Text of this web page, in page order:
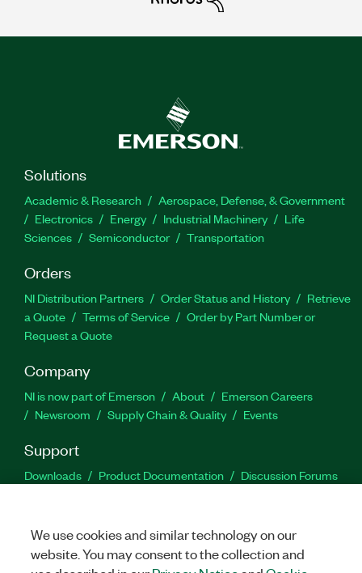
Solutions
Academic & Research
Aerospace, Defense, & Government
Electronics
Energy Industrial Machinery
Life
Sciences
Semiconductor Transportation
Orders
NI Distribution Partners Order Status and History
Retrieve
a Quote
Terms of Service
Order by Part Number or
Request a Quote
Company
NI is now part of Emerson About
Emerson Careers
Newsroom
Supply Chain & Quality Events
Support
Downloads Product Documentation
Discussion Forums
Facebook
TwitterLinkedIn
We use cookies and similar technology on our
website. You may consent to the collection and